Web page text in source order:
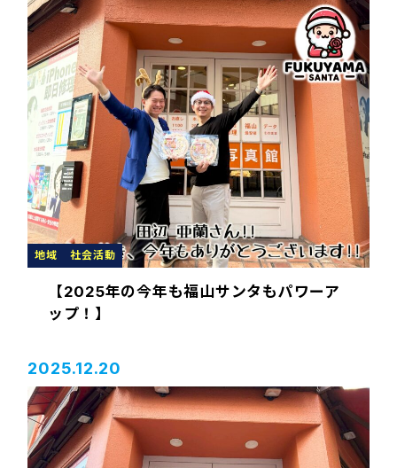
地域 社会活動
【2025年の今年も福山サンタもパワーア
ップ！】
2025.12.20